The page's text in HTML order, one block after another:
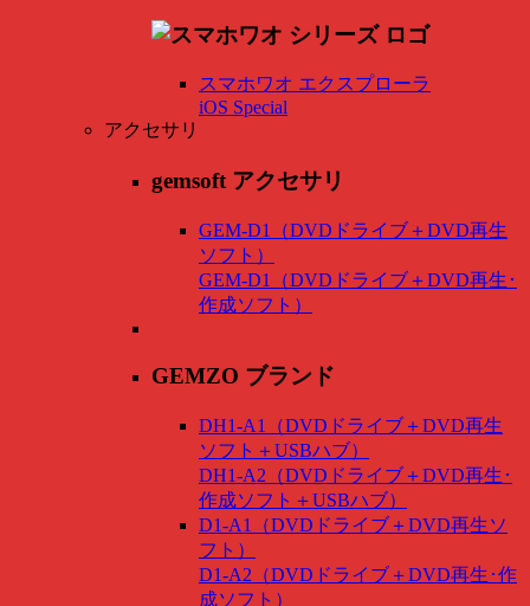
スマホワオ エクスプローラ
iOS Special
アクセサリ
gemsoft アクセサリ
GEM-D1（DVDドライブ＋DVD再生
ソフト）
GEM-D1（DVDドライブ＋DVD再生･
作成ソフト）
GEMZO ブランド
DH1-A1（DVDドライブ＋DVD再生
ソフト＋USBハブ）
DH1-A2（DVDドライブ＋DVD再生･
作成ソフト＋USBハブ）
D1-A1（DVDドライブ＋DVD再生ソ
フト）
D1-A2（DVDドライブ＋DVD再生･作
成ソフト）